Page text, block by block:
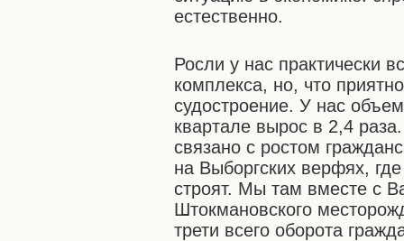
естественно.
Росли у нас практически
комплекса, но, что
судостроение. У нас
квартале вырос в 2,4
связано с ростом
на Выборгских верфях,
строят. Мы там вместе с
Штокмановского
трети всего оборота